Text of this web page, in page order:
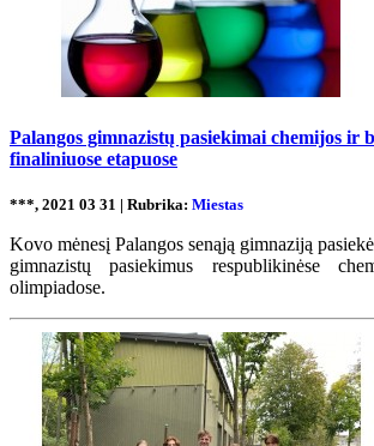
Palangos gimnazistų pasiekimai chemijos ir
finaliniuose etapuose
***, 2021 03 31 | Rubrika: Miestas
Kovo mėnesį Palangos senąją gimnaziją
gimnazistų pasiekimus respublikinėse
olimpiadose.